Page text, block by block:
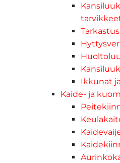
Ikkunat
Kaide- ja